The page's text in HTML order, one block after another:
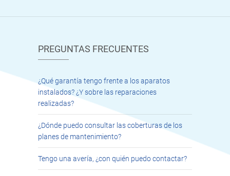
PREGUNTAS FRECUENTES
¿Qué garantía tengo frente a los aparatos
instalados? ¿Y sobre las reparaciones
realizadas?
¿Dónde puedo consultar las coberturas de los
planes de mantenimiento?
Tengo una avería, ¿con quién puedo contactar?